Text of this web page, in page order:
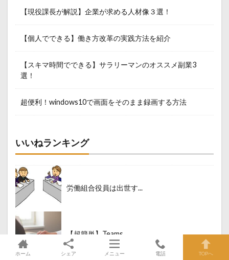
【現役課長が解説】企業が求める人材像３選！
【個人でできる】働き方改革の実践方法を紹介
【スキマ時間でできる】サラリーマンのオススメ副業3
選！
超便利！windows10で画面をそのまま録画する方法
いいねランキング
労働組合役員は出世す...
【超簡単】Teams...
ホーム シェア メニュー 電話 TOPへ